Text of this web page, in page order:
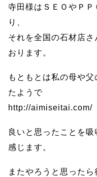
寺田様はＳＥＯやＰ
り、
それを全国の石材店
おります。
もともとは私の母や
たようで
http://aimiseitai.com/
良いと思ったことを
感じます。
またやろうと思ったら